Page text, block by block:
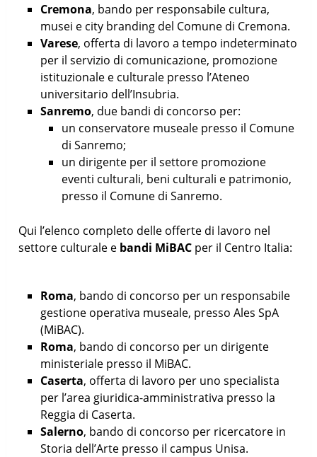
Cremona, bando per responsabile cultura,
musei e city branding del Comune di Cremona.
Varese, offerta di lavoro a tempo indeterminato
per il servizio di comunicazione, promozione
istituzionale e culturale presso l’Ateneo
universitario dell’Insubria.
Sanremo, due bandi di concorso per:
un conservatore museale presso il Comune
di Sanremo;
un dirigente per il settore promozione
eventi culturali, beni culturali e patrimonio,
presso il Comune di Sanremo.
Qui l’elenco completo delle offerte di lavoro nel
settore culturale e bandi MiBAC per il Centro Italia:
Roma, bando di concorso per un responsabile
gestione operativa museale, presso Ales SpA
(MiBAC).
Roma, bando di concorso per un dirigente
ministeriale presso il MiBAC.
Caserta, offerta di lavoro per uno specialista
per l’area giuridica-amministrativa presso la
Reggia di Caserta.
Salerno, bando di concorso per ricercatore in
Storia dell’Arte presso il campus Unisa.